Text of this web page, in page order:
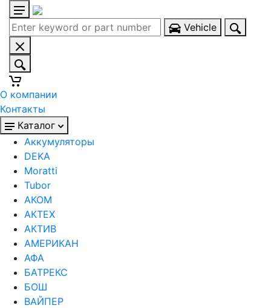
Vehicle
О компании
Контакты
Каталог
Аккумуляторы
DEKA
Moratti
Tubor
АКОМ
АКТЕХ
АКТИВ
АМЕРИКАН
АФА
БАТРЕКС
БОШ
ВАЙПЕР